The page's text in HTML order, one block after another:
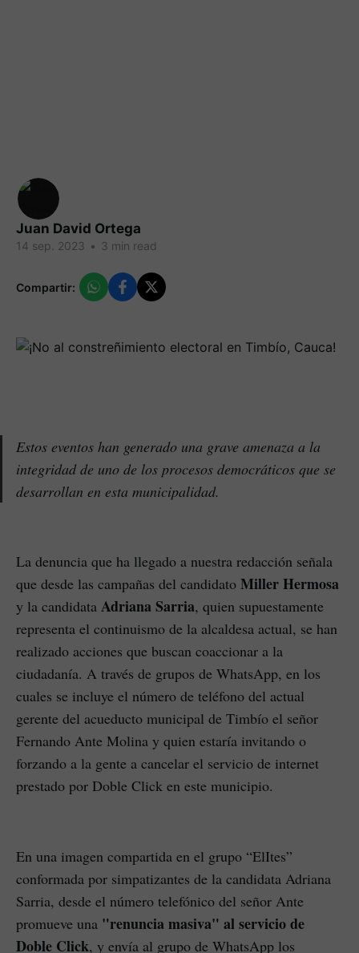
Juan David Ortega
14 sep. 2023 • 3 min read
Compartir:
Estos eventos han generado una grave amenaza a la
integridad de uno de los procesos democráticos que se
desarrollan en esta municipalidad.
La denuncia que ha llegado a nuestra redacción señala
que desde las campañas del candidato Miller Hermosa
y la candidata Adriana Sarria, quien supuestamente
representa el continuismo de la alcaldesa actual, se han
realizado acciones que buscan coaccionar a la
ciudadanía. A través de grupos de WhatsApp, en los
cuales se incluye el número de teléfono del actual
gerente del acueducto municipal de Timbío el señor
Fernando Ante Molina y quien estaría invitando o
forzando a la gente a cancelar el servicio de internet
prestado por Doble Click en este municipio.
En una imagen compartida en el grupo “ElItes”
conformada por simpatizantes de la candidata Adriana
Sarria, desde el número telefónico del señor Ante
promueve una "renuncia masiva" al servicio de
Doble Click, y envía al grupo de WhatsApp los